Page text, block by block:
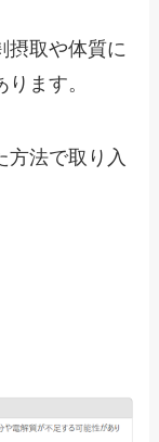
摂取や体質に
ます。
方法で取り入